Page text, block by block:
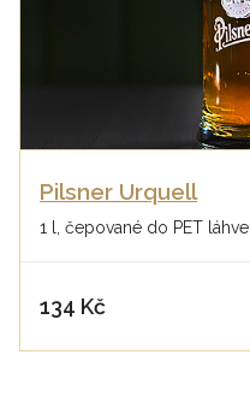
Pilsner Urquell
1 l, čepované do PET láhve
134 Kč